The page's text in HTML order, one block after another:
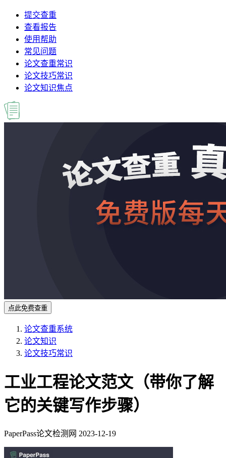
提交查重
查看报告
使用帮助
常见问题
论文查重常识
论文技巧常识
论文知识焦点
点此免费查重
论文查重系统
论文知识
论文技巧常识
工业工程论文范文（带你了解
它的关键写作步骤）
PaperPass论文检测网 2023-12-19